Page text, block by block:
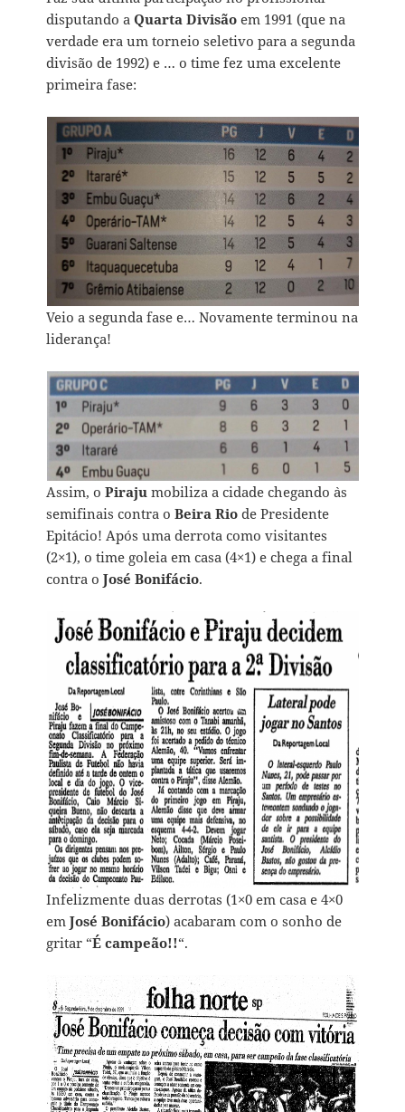
disputando aQuarta Divisão em 1991 (que na
verdade era um torneio seletivo para a segunda
divisão de 1992) e … o time fez uma excelente
primeira fase:
Veio a segunda fase e… Novamente terminou na
liderança!
Assim, oPiraju mobiliza a cidade chegando `as
semifinais contra oBeira Rio de Presidente
Epitácio! Após uma derrota como visitantes
(2×1), o time goleia em casa (4×1) e chega a final
contra oJosé Bonifácio.
Infelizmente duas derrotas (1×0 em casa e 4×0
emJosé Bonifácio) acabaram com o sonho de
gritar “É campeão!!“.